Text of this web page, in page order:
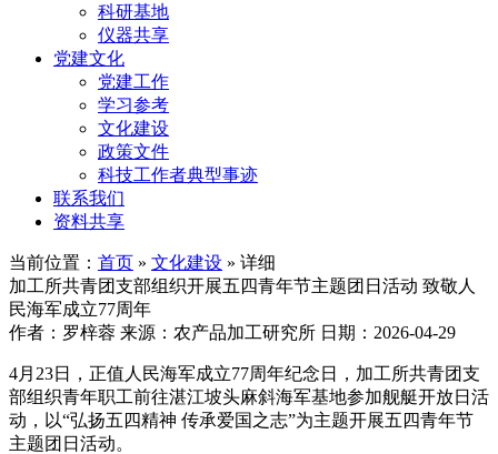
科研基地
仪器共享
党建文化
党建工作
学习参考
文化建设
政策文件
科技工作者典型事迹
联系我们
资料共享
当前位置： 首页 » 文化建设 » 详细
加工所共青团支部组织开展五四青年节主题团日活动 致敬人
民海军成立77周年
作者：罗梓蓉 来源：农产品加工研究所 日期：2026-04-29
4月23日，正值人民海军成立77周年纪念日，加工所共青团支
部组织青年职工前往湛江坡头麻斜海军基地参加舰艇开放日活
动，以“弘扬五四精神 传承爱国之志”为主题开展五四青年节
主题团日活动。